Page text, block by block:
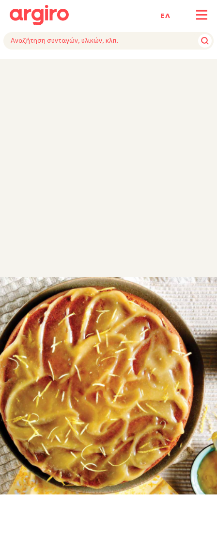
ΕΛ
ΥΛΙΚΑΕΚΤΕΛΕΣΗΕΞΟΠΛΙΣΜΟΣ
ΣΥΝΤΑΓΕΣ ΓΛΥΚΑ ΚΕΙΚ
Λεμονόπιτα της Αργυρώς
Λεμονόπιτα κέικ με κρέμα λεμονιού, χωρίς φύλλο
αλλά με μοναδική και υπέροχη κρέμα που
μοσχοβολάει λεμόνι.
Μεσαία 1:10
16 10 λεπτά 1 ώρα